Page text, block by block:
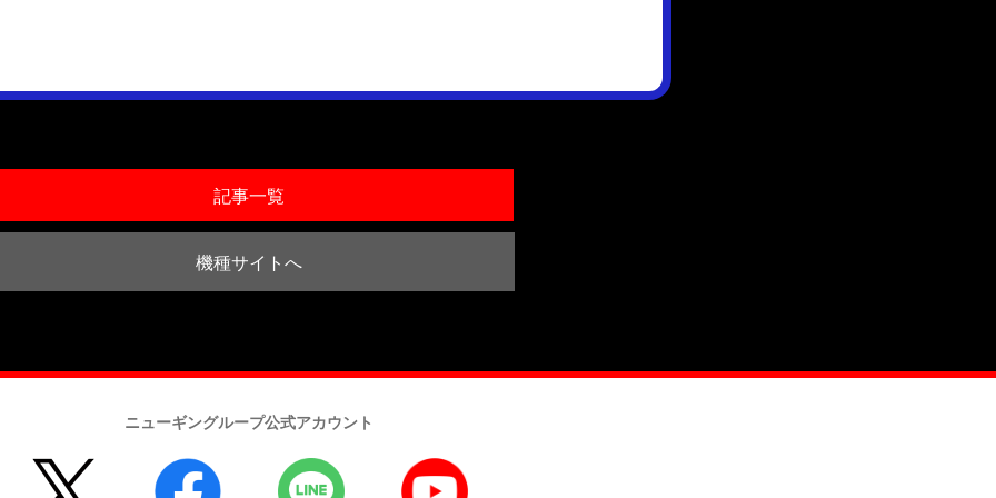
記事一覧
機種サイトへ
ニューギングループ公式アカウント